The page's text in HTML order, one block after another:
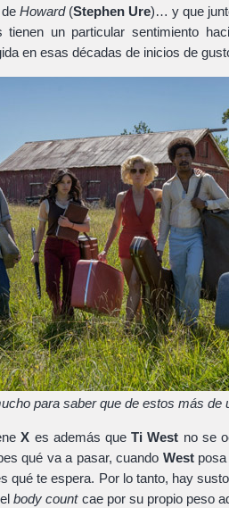
Howard(Stephen Ure)… y que
tienen un particular sentimiento
en esas décadas de inicios de
para saber que de estos más de
X es además queTi West no se
qué va a pasar, cuando Westposa
qué te espera. Por lo tanto, hay
elbody countcae por su propio peso